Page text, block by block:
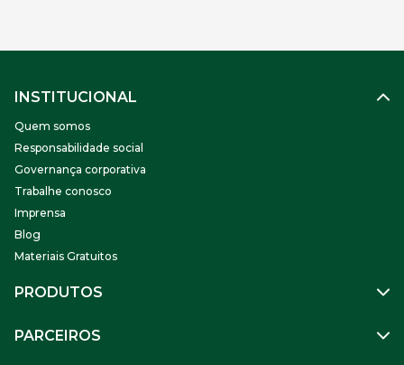
INSTITUCIONAL
Quem somos
Responsabilidade social
Governança corporativa
Trabalhe conosco
Imprensa
Blog
Materiais Gratuitos
PRODUTOS
Benefícios
PARCEIROS